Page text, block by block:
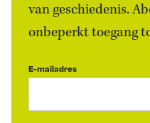
van geschiedenis.
onbeperkt toegang
E-mailadres